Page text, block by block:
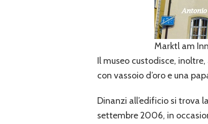
Marktl am
Il museo custodisce,
con vassoio d’oro e una
Dinanzi all’edificio si trova
settembre 2006, in